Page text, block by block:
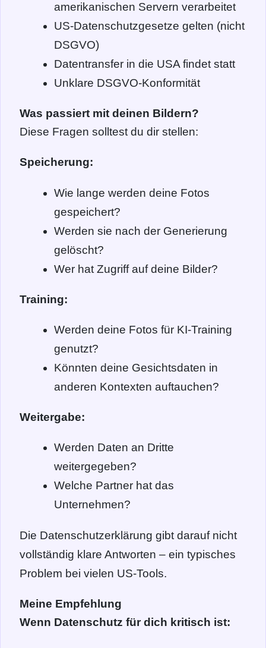
amerikanischen Servern verarbeitet
US-Datenschutzgesetze gelten (nicht
DSGVO)
Datentransfer in die USA findet statt
Unklare DSGVO-Konformität
Was passiert mit deinen Bildern?
Diese Fragen solltest du dir stellen:
Speicherung:
Wie lange werden deine Fotos
gespeichert?
Werden sie nach der Generierung
gelöscht?
Wer hat Zugriff auf deine Bilder?
Training:
Werden deine Fotos für KI-Training
genutzt?
Könnten deine Gesichtsdaten in
anderen Kontexten auftauchen?
Weitergabe:
Werden Daten an Dritte
weitergegeben?
Welche Partner hat das
Unternehmen?
Die Datenschutzerklärung gibt darauf nicht
vollständig klare Antworten – ein typisches
Problem bei vielen US-Tools.
Meine Empfehlung
Wenn Datenschutz für dich kritisch ist: